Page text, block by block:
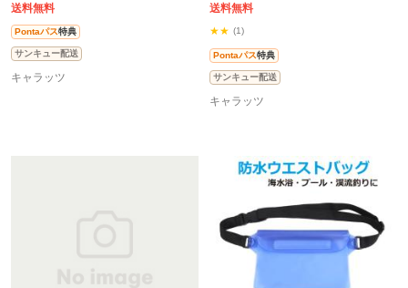
CZ
送料無料
Pontaパス特典
サンキュー配送
キャラッツ
送料無料
★★ (1)
Pontaパス特典
サンキュー配送
キャラッツ